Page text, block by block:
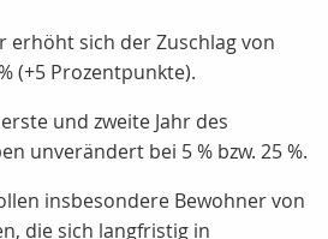
erhöht sich der Zuschlag von
(+5 Prozentpunkte).
erste und zweite Jahr des
unverändert bei 5 % bzw. 25 %.
insbesondere Bewohner von
die sich langfristig in